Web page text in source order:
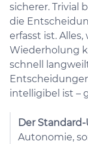
sicherer. Trivial
die
erfasst ist.
Wiederholung
schnell
intelligibel ist –
Der Standard-
Autonomie,